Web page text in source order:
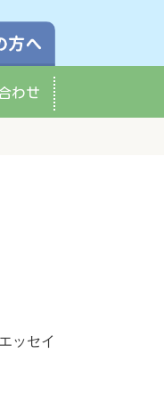
へ
わせ
ッセイ